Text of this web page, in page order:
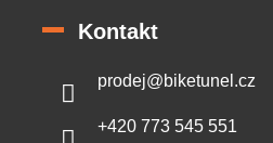
Kontakt
prodej@biketunel.cz
+420 773 545 551